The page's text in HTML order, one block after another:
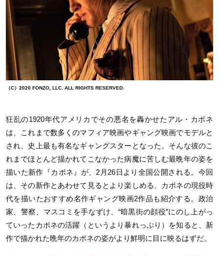
（C）2020 FONZO, LLC. ALL RIGHTS RESERVED.
狂乱の1920年代アメリカでその悪名を轟かせたアル・カポネ
は、これまで数多くのマフィア映画やギャング映画でモデルと
され、史上最も有名なギャングスターとなった。そんな彼のこ
れまでほとんど描かれてこなかった病魔に苦しむ最晩年の姿を
描いた新作『カポネ』が、2月26日より全国公開される。今回
は、その新作とあわせて見るとより楽しめる、カポネの現役時
代を描いたおすすめ名作ギャング映画2作品も紹介する。政治
家、警察、マスコミを手なずけ、“暗黒街の顔役”にのし上がっ
ていったカポネの活躍（というより暴れっぷり）を知ると、新
作で描かれた晩年のカポネの姿がより鮮明に目に映るはずだ。